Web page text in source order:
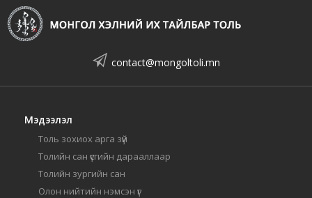
contact@mongoltoli.mn
Мэдээлэл
Толь зохиох арга зүй
Толийн сан үсгийн дарааллаар
Толийн зургийн сан
Олон нийтийн нэмсэн үг